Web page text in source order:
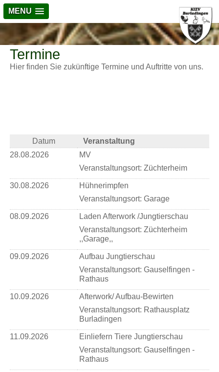
MENU
Termine
Hier finden Sie zukünftige Termine und Auftritte von uns.
Datum
Veranstaltung
28.08.2026
MV
Veranstaltungsort: Züchterheim
30.08.2026
Hühnerimpfen
Veranstaltungsort: Garage
08.09.2026
Laden Afterwork /Jungtierschau
Veranstaltungsort: Züchterheim
,,Garage,,
09.09.2026
Aufbau Jungtierschau
Veranstaltungsort: Gauselfingen -
Rathaus
10.09.2026
Afterwork/ Aufbau-Bewirten
Veranstaltungsort: Rathausplatz
Burladingen
11.09.2026
Einliefern Tiere Jungtierschau
Veranstaltungsort: Gauselfingen -
Rathaus